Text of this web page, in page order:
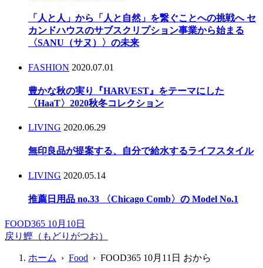
「人と人」から「人と自然」を繋ぐことへの挑戦へ セ
カンドハウスのサブスクリプション事業から始まる
〈SANU（サヌ）〉の未来
FASHION 2020.07.01
豊かな秋の実り『HARVEST』をテーマにした
〈HaaT〉2020秋冬コレクション
LIVING 2020.06.29
無印良品が提案する、自分で給水するライフスタイル
LIVING 2020.05.14
推薦日用品 no.33 〈Chicago Comb〉の Model No.1
FOOD365 10月10日
戻り鰹（もどりがつお）
ホーム › Food › FOOD365 10月11日 おから